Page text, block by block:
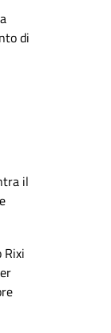
di
il
Rixi